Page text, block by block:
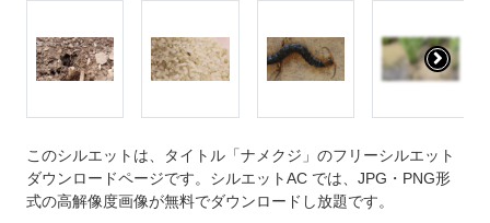
このシルエットは、タイトル「ナメクジ」のフリーシルエット
ダウンロードページです。シルエットAC では、JPG・PNG形
式の高解像度画像が無料でダウンロードし放題です。